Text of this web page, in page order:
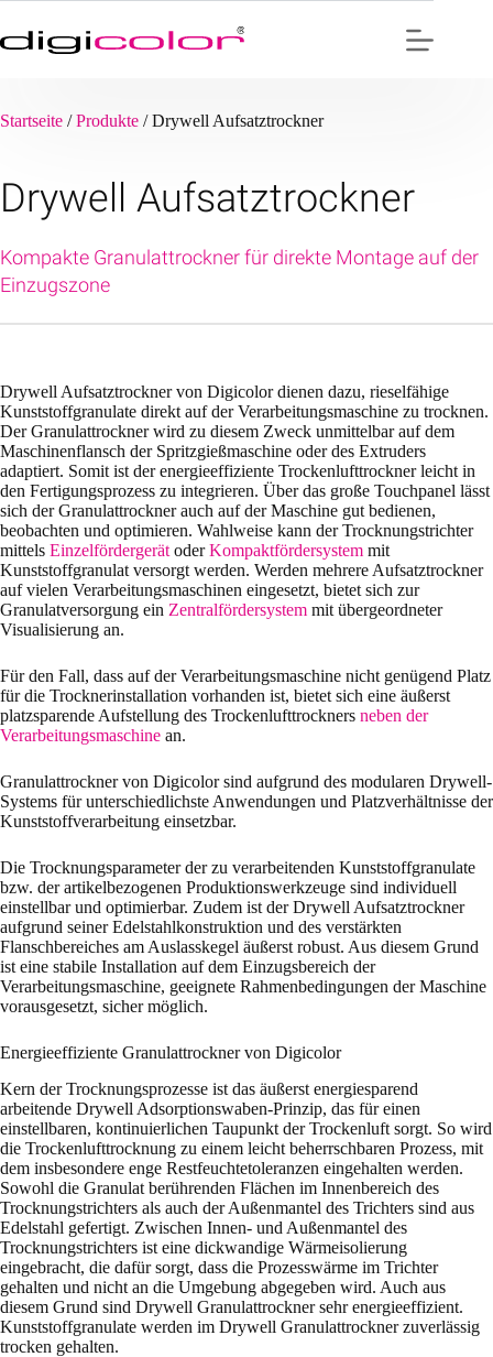
Inhalt
springen
Startseite /Produkte /Drywell Aufsatztrockner
Drywell Aufsatztrockner
Kompakte Granulattrockner für direkte Montage auf der
Einzugszone
Drywell Aufsatztrockner von Digicolor dienen dazu, rieselfähige
Kunststoffgranulate direkt auf der Verarbeitungsmaschine zu trocknen.
Der Granulattrockner wird zu diesem Zweck unmittelbar auf dem
Maschinenflansch der Spritzgießmaschine oder des Extruders
adaptiert. Somit ist der energieeffiziente Trockenlufttrockner leicht in
den Fertigungsprozess zu integrieren. Über das große Touchpanel lässt
sich der Granulattrockner auch auf der Maschine gut bedienen,
beobachten und optimieren. Wahlweise kann der Trocknungstrichter
mittels Einzelfördergerät oderKompaktfördersystem mit
Kunststoffgranulat versorgt werden. Werden mehrere Aufsatztrockner
auf vielen Verarbeitungsmaschinen eingesetzt, bietet sich zur
Granulatversorgung ein Zentralfördersystem mit übergeordneter
Visualisierung an.
Für den Fall, dass auf der Verarbeitungsmaschine nicht genügend Platz
für die Trocknerinstallation vorhanden ist, bietet sich eine äußerst
platzsparende Aufstellung des Trockenlufttrockners neben der
Verarbeitungsmaschine an.
Granulattrockner von Digicolor sind aufgrund des modularen Drywell-
Systems für unterschiedlichste Anwendungen und Platzverhältnisse der
Kunststoffverarbeitung einsetzbar.
Die Trocknungsparameter der zu verarbeitenden Kunststoffgranulate
bzw. der artikelbezogenen Produktionswerkzeuge sind individuell
einstellbar und optimierbar. Zudem ist der Drywell Aufsatztrockner
aufgrund seiner Edelstahlkonstruktion und des verstärkten
Flanschbereiches am Auslasskegel äußerst robust. Aus diesem Grund
ist eine stabile Installation auf dem Einzugsbereich der
Verarbeitungsmaschine, geeignete Rahmenbedingungen der Maschine
vorausgesetzt, sicher möglich.
Energieeffiziente Granulattrockner von Digicolor
Kern der Trocknungsprozesse ist das äußerst energiesparend
arbeitende Drywell Adsorptionswaben-Prinzip, das für einen
einstellbaren, kontinuierlichen Taupunkt der Trockenluft sorgt. So wird
die Trockenlufttrocknung zu einem leicht beherrschbaren Prozess, mit
dem insbesondere enge Restfeuchtetoleranzen eingehalten werden.
Sowohl die Granulat berührenden Flächen im Innenbereich des
Trocknungstrichters als auch der Außenmantel des Trichters sind aus
Edelstahl gefertigt. Zwischen Innen- und Außenmantel des
Trocknungstrichters ist eine dickwandige Wärmeisolierung
eingebracht, die dafür sorgt, dass die Prozesswärme im Trichter
gehalten und nicht an die Umgebung abgegeben wird. Auch aus
diesem Grund sind Drywell Granulattrockner sehr energieeffizient.
Kunststoffgranulate werden im Drywell Granulattrockner zuverlässig
trocken gehalten.